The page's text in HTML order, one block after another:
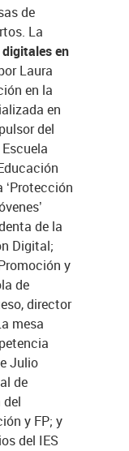
de
La
digitales en
Laura
en la
en
del
‘Protección
de la
Digital;
y
de
director
mesa
Julio
de
y FP; y
del IES